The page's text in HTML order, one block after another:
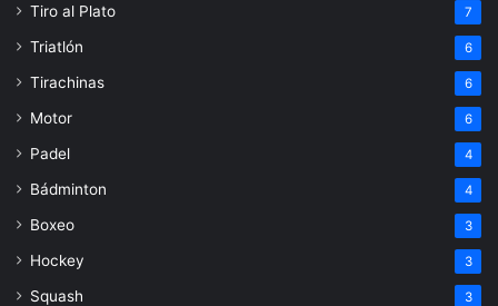
Tiro al Plato 7
Triatlón 6
Tirachinas 6
Motor 6
Padel 4
Bádminton 4
Boxeo 3
Hockey 3
Squash 3